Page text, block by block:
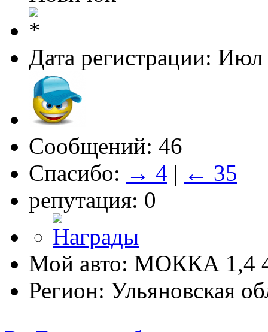
Дата регистрации:
Сообщений: 46
Спасибо: → 4 | ← 35
репутация: 0
Мой авто: МОККА 1,4
Регион: Ульяновская